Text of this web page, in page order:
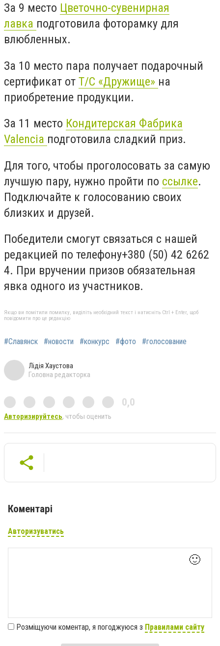
За 9 место Цветочно-сувенирная
лавка подготовила фоторамку для
влюбленных.
За 10 место пара получает подарочный
сертификат от Т/С «Дружище» на
приобретение продукции.
За 11 место Кондитерская Фабрика
Valencia подготовила сладкий приз.
Для того, чтобы проголосовать за самую
лучшую пару, нужно пройти по ссылке.
Подключайте к голосованию своих
близких и друзей.
Победители смогут связаться с нашей
редакцией по телефону+380 (50) 42 6262
4. При вручении призов обязательная
явка одного из участников.
Якщо ви помітили помилку, виділіть необхідний текст і натисніть Ctrl + Enter, щоб
повідомити про це редакцію
#Славянск #новости #конкурс #фото #голосование
Лідія Хаустова
Головна редакторка
0,0
Авторизируйтесь, чтобы оценить
Коментарі
Авторизуватись
🙂
Розміщуючи коментар, я погоджуюся з Правилами сайту